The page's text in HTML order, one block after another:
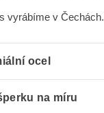
vyrábíme v Čechách.
ocel
na míru